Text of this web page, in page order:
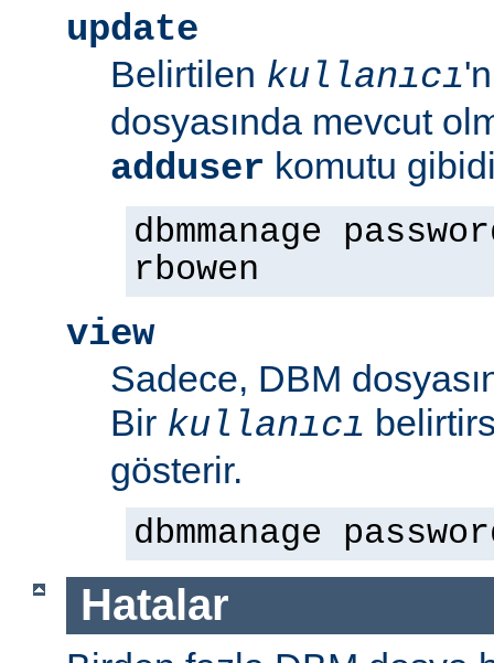
update
Belirtilen kullanıcı
dosyasında mevcut
adduser komutu
dbmmanage
rbowen
view
Sadece, DBM
Bir kullanıcı
gösterir.
dbmmanage
Hatalar